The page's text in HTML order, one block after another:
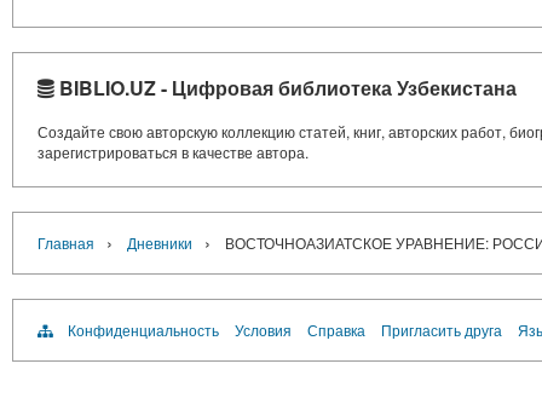
BIBLIO.UZ - Цифровая библиотека Узбекистана
Создайте свою авторскую коллекцию статей, книг, авторских работ,
зарегистрироваться в качестве автора.
Главная › Дневники › ВОСТОЧНОАЗИАТСКОЕ УРАВНЕНИЕ:
Конфиденциальность Условия Справка Пригласить друга